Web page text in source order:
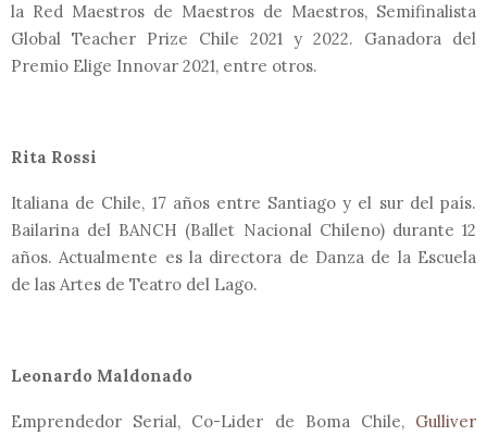
la Red Maestros de Maestros de Maestros, Semifinalista
Global Teacher Prize Chile 2021 y 2022. Ganadora del
Premio Elige Innovar 2021, entre otros.
Rita Rossi
Italiana de Chile, 17 años entre Santiago y el sur del país.
Bailarina del BANCH (Ballet Nacional Chileno) durante 12
años. Actualmente es la directora de Danza de la Escuela
de las Artes de Teatro del Lago.
Leonardo Maldonado
Emprendedor Serial, Co-Lider de Boma Chile, Gulliver